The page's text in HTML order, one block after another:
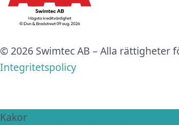
© 2026 Swimtec AB – Alla rättigheter
Integritetspolicy
Kakor